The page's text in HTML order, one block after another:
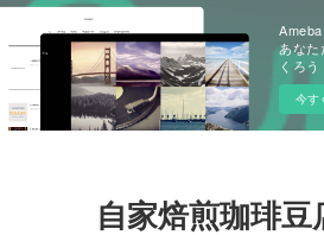
あなた
くろう
今す
自家焙煎珈琲